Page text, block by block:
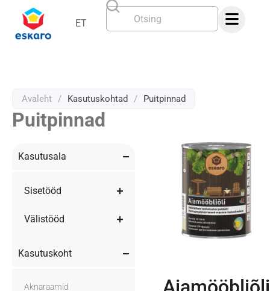
ET
Avaleht / Kasutuskohtad / Puitpinnad
Puitpinnad
Kasutusala
Sisetööd
Välistööd
Kasutuskoht
Aknaraamid